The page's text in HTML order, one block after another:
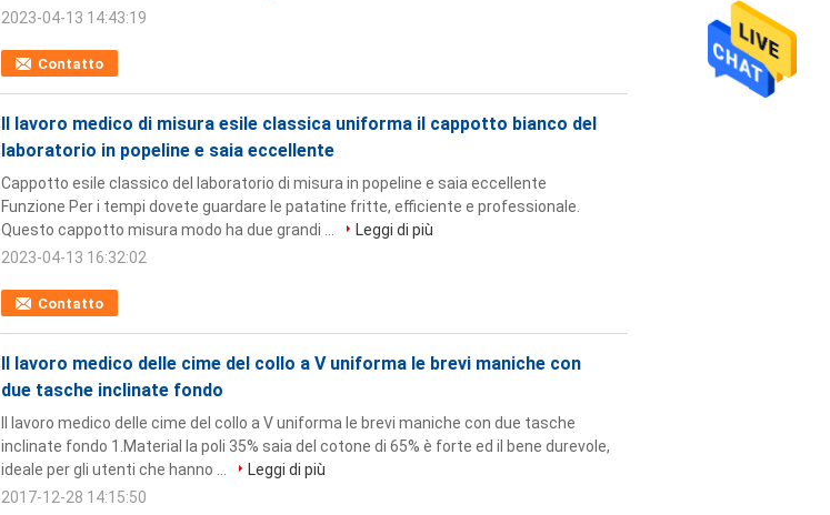
Contatto
2023-04-13 14:43:19
Il lavoro medico di misura esile classica uniforma il cappotto bianco del
laboratorio in popeline e saia eccellente
Contatto
Cappotto esile classico del laboratorio di misura in popeline e saia eccellente
Funzione Per i tempi dovete guardare le patatine fritte, efficiente e professionale.
Questo cappotto misura modo ha due grandi ...
Leggi di più
2023-04-13 16:32:02
Il lavoro medico delle cime del collo a V uniforma le brevi maniche con
due tasche inclinate fondo
Il lavoro medico delle cime del collo a V uniforma le brevi maniche con due tasche
inclinate fondo 1.Material la poli 35% saia del cotone di 65% è forte ed il bene durevole,
ideale per gli utenti che hanno ...
Leggi di più
2017-12-28 14:15:50